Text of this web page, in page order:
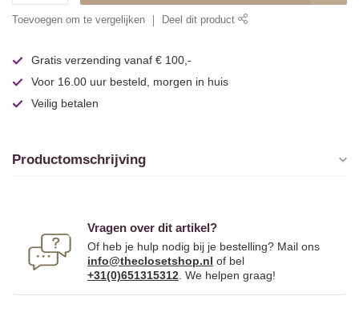
Toevoegen om te vergelijken Deel dit product
Gratis verzending vanaf € 100,-
Voor 16.00 uur besteld, morgen in huis
Veilig betalen
Productomschrijving
Vragen over dit artikel?
Of heb je hulp nodig bij je bestelling? Mail ons
info@theclosetshop.nl of bel
+31(0)651315312 . We helpen graag!